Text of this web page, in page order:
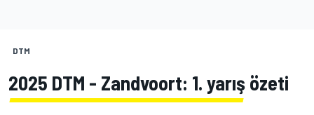
DTM
2025 DTM - Zandvoort: 1. yarış özeti